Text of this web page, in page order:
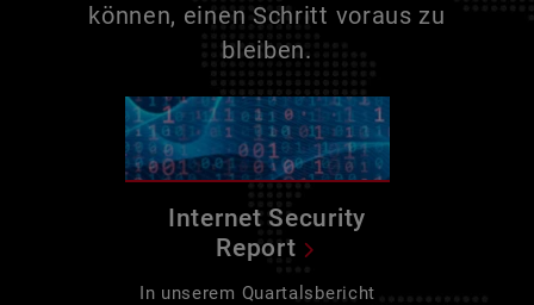
können, einen Schritt voraus zu
bleiben.
Internet Security
Report
In unserem Quartalsbericht